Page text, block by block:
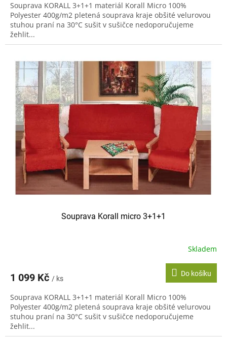
Souprava KORALL 3+1+1 materiál Korall Micro 100%
Polyester 400g/m2 pletená souprava kraje obšité velurovou
stuhou praní na 30°C sušit v sušičce nedoporučujeme
žehlit...
Souprava Korall micro 3+1+1
Skladem
1 099 Kč / ks
Do košíku
Souprava KORALL 3+1+1 materiál Korall Micro 100%
Polyester 400g/m2 pletená souprava kraje obšité velurovou
stuhou praní na 30°C sušit v sušičce nedoporučujeme
žehlit...